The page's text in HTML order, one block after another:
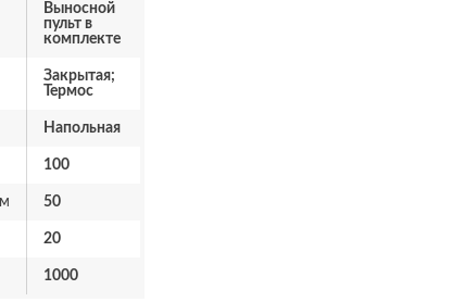
Выносной
пульт в
комплекте
Закрытая;
Термос
Напольная
100
50
20
1000